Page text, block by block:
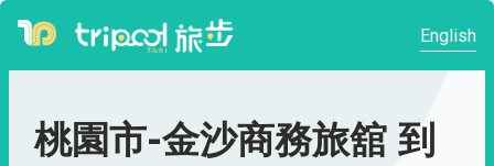
English
桃園市-金沙商務旅舘 到